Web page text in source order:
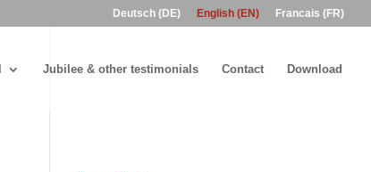
Deutsch (DE) English (EN) Francais (FR)
Jubilee & other testimonials Contact Download